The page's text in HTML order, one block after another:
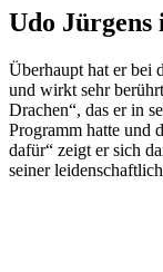
Udo
Überhaupt hat er bei
und wirkt sehr
Drachen“, das er in
Programm hatte und
dafür“ zeigt er sich
seiner